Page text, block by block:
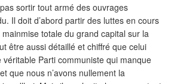
sortir tout armé des ouvrages
Il doit d’abord partir des luttes en cours
totale du grand capital sur la
être aussi détaillé et chiffré que celui
Parti communiste qui manque
que nous n’avons nullement la